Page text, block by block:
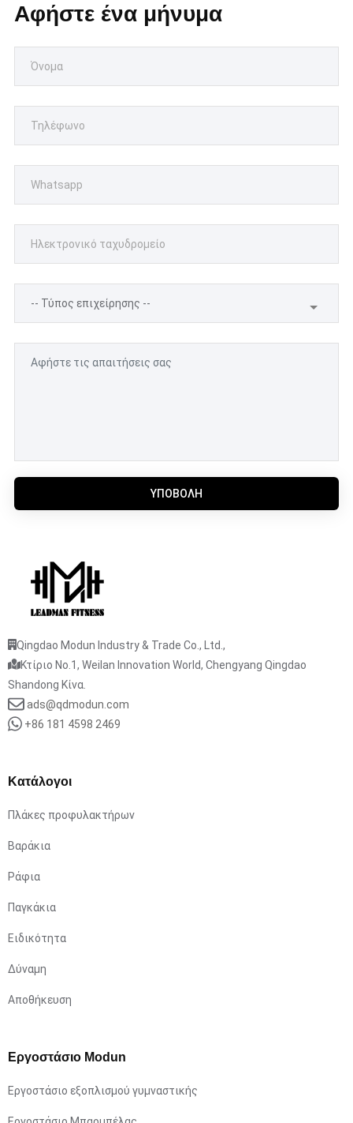
Αφήστε ένα μήνυμα
ΥΠΟΒΟΛΉ
Qingdao Modun Industry & Trade Co., Ltd.,
Κτίριο No.1, Weilan Innovation World, Chengyang Qingdao
Shandong Κίνα.
ads@qdmodun.com
+86 181 4598 2469
Κατάλογοι
Πλάκες προφυλακτήρων
Βαράκια
Ράφια
Παγκάκια
Ειδικότητα
Δύναμη
Αποθήκευση
Εργοστάσιο Modun
Εργοστάσιο εξοπλισμού γυμναστικής